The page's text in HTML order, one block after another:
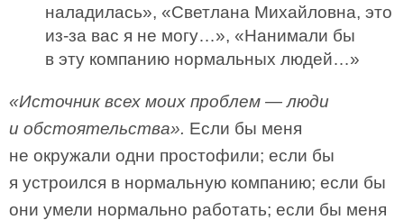
наладилась», «Светлана Михайловна, это
из-за вас я не могу…», «Нанимали бы
в эту компанию нормальных людей…»
«Источник всех моих проблем — люди
и обстоятельства». Если бы меня
не окружали одни простофили; если бы
я устроился в нормальную компанию; если бы
они умели нормально работать; если бы меня